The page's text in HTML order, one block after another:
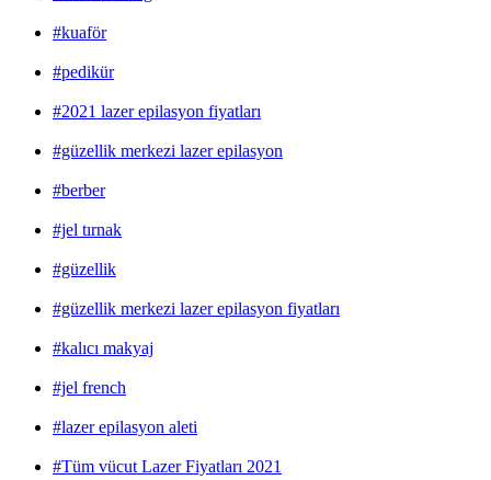
#kuaför
#pedikür
#2021 lazer epilasyon fiyatları
#güzellik merkezi lazer epilasyon
#berber
#jel tırnak
#güzellik
#güzellik merkezi lazer epilasyon fiyatları
#kalıcı makyaj
#jel french
#lazer epilasyon aleti
#Tüm vücut Lazer Fiyatları 2021